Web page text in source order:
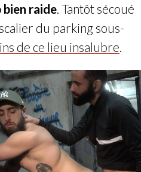
bien raide . Tantôt sécoué
du parking sous-
de ce lieu insalubre